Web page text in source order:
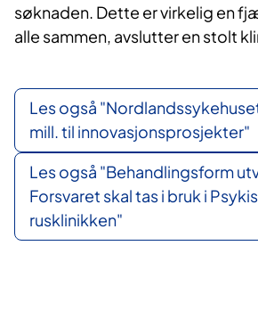
søknaden. Dette er virkelig en
alle sammen, avslutter en stolt
Les også
mill. til innovasjonsprosjekter"
Les også "Behandlingsform
Forsvaret skal tas i bruk i
rusklinikken"